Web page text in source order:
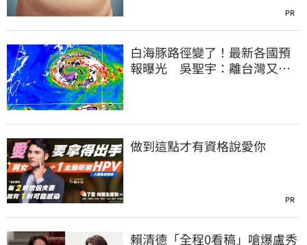
PR
白海豚路徑變了！最新各國預
報曝光 吳聖宇：離台灣又更
做到這點才有資格說愛你
PR
賴清德「全程0看稿」嗆爆盧秀